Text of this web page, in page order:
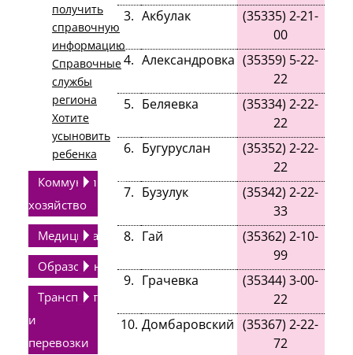
получить
справочную
информацию
Справочные
службы
региона
Хотите
усыновить
ребенка
Коммунальное
хозяйство
Медицина
Образование
Транспорт
и
перевозки
3. Акбулак (35335)2-21-
00
4. Александровка (35359) 5-22-
22
5. Беляевка (35334)2-22-
22
6. Бугуруслан (35352)2-22-
22
7. Бузулук (35342)2-22-
33
8. Гай (35362)2-10-
99
9. Грачевка (35344)3-00-
22
10. Домбаровский (35367)2-22-
72